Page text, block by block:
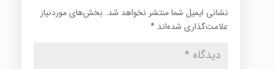
نشانی ایمیل شما منتشر نخواهد شد. بخش‌های موردنیاز
علامت‌گذاری شده‌اند *